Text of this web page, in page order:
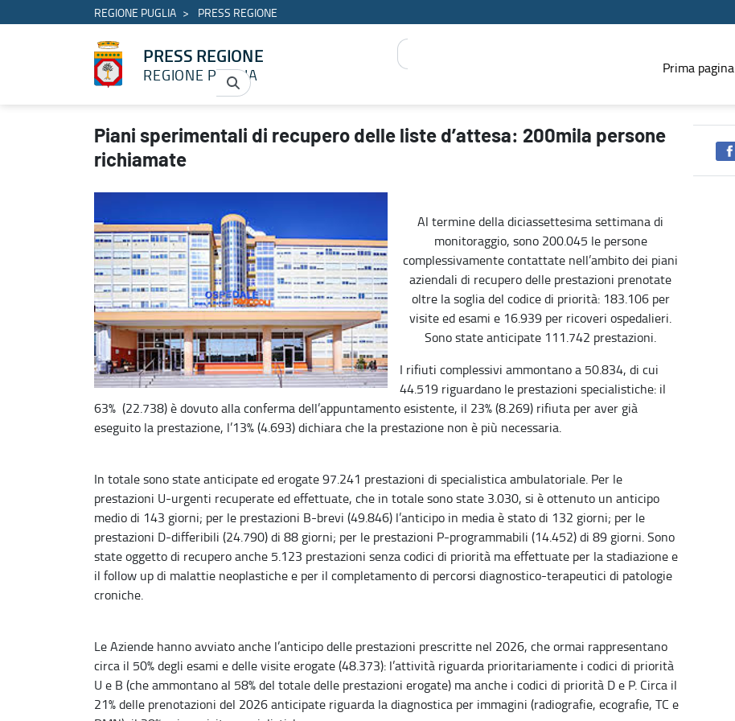
REGIONE PUGLIA PRESS REGIONE
PRESS REGIONE
REGIONE PUGLIA Prima pagina
Piani sperimentali di recupero delle liste d’attesa: 200mila persone richiamate - PRESS REGIONE
Piani sperimentali di recupero delle liste d’attesa: 200mila persone
richiamate
Al termine della diciassettesima settimana di
monitoraggio, sono 200.045 le persone
complessivamente contattate nell’ambito dei piani
aziendali di recupero delle prestazioni prenotate
oltre la soglia del codice di priorità: 183.106 per
visite ed esami e 16.939 per ricoveri ospedalieri.
Sono state anticipate 111.742 prestazioni.
I rifiuti complessivi ammontano a 50.834, di cui
44.519 riguardano le prestazioni specialistiche: il
63% (22.738) è dovuto alla conferma dell’appuntamento esistente, il 23% (8.269) rifiuta per aver già
eseguito la prestazione, l’13% (4.693) dichiara che la prestazione non è più necessaria.
In totale sono state anticipate ed erogate 97.241 prestazioni di specialistica ambulatoriale. Per le
prestazioni U-urgenti recuperate ed effettuate, che in totale sono state 3.030, si è ottenuto un anticipo
medio di 143 giorni; per le prestazioni B-brevi (49.846) l’anticipo in media è stato di 132 giorni; per le
prestazioni D-differibili (24.790) di 88 giorni; per le prestazioni P-programmabili (14.452) di 89 giorni. Sono
state oggetto di recupero anche 5.123 prestazioni senza codici di priorità ma effettuate per la stadiazione e
il follow up di malattie neoplastiche e per il completamento di percorsi diagnostico-terapeutici di patologie
croniche.
Le Aziende hanno avviato anche l’anticipo delle prestazioni prescritte nel 2026, che ormai rappresentano
circa il 50% degli esami e delle visite erogate (48.373): l’attività riguarda prioritariamente i codici di priorità
U e B (che ammontano al 58% del totale delle prestazioni erogate) ma anche i codici di priorità D e P. Circa il
21% delle prenotazioni del 2026 anticipate riguarda la diagnostica per immagini (radiografie, ecografie, TC e